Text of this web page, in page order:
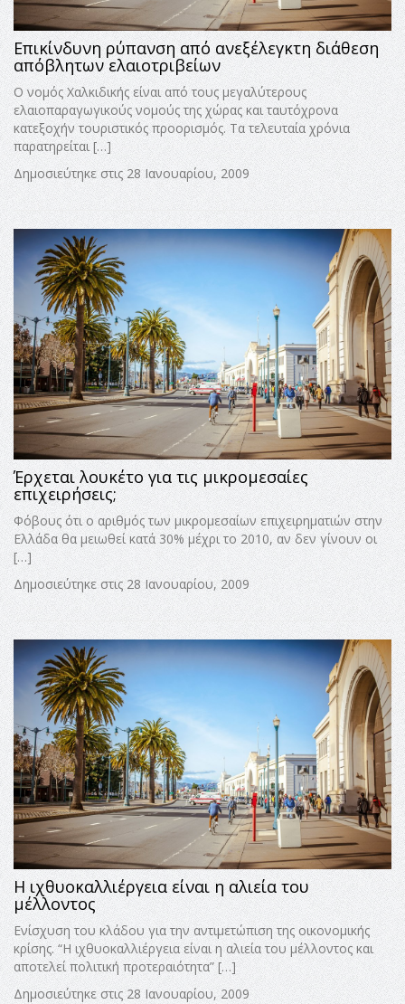
Επικίνδυνη ρύπανση από ανεξέλεγκτη διάθεση
απόβλητων ελαιοτριβείων
Ο νομός Χαλκιδικής είναι από τους μεγαλύτερους
ελαιοπαραγωγικούς νομούς της χώρας και ταυτόχρονα
κατεξοχήν τουριστικός προορισμός. Τα τελευταία χρόνια
παρατηρείται […]
Δημοσιεύτηκε στις 28 Ιανουαρίου, 2009
Έρχεται λουκέτο για τις μικρομεσαίες
επιχειρήσεις;
Φόβους ότι ο αριθμός των μικρομεσαίων επιχειρηματιών στην
Ελλάδα θα μειωθεί κατά 30% μέχρι το 2010, αν δεν γίνουν οι
[…]
Δημοσιεύτηκε στις 28 Ιανουαρίου, 2009
Η ιχθυοκαλλιέργεια είναι η αλιεία του
μέλλοντος
Ενίσχυση του κλάδου για την αντιμετώπιση της οικονομικής
κρίσης. “Η ιχθυοκαλλιέργεια είναι η αλιεία του μέλλοντος και
αποτελεί πολιτική προτεραιότητα” […]
Δημοσιεύτηκε στις 28 Ιανουαρίου, 2009